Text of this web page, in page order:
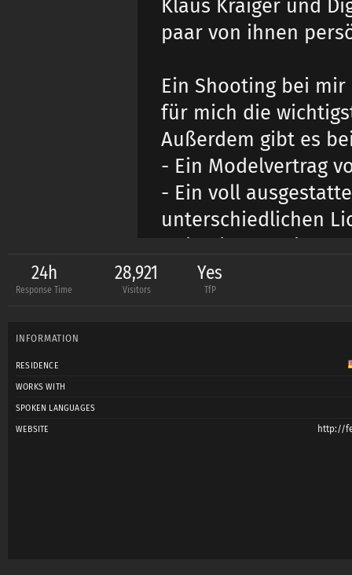
Klaus Kraiger und
paar von ihnen
Ein Shooting bei
für mich die
Außerdem gibt es
- Ein Modelvertrag
- Ein voll
unterschiedlichen
- Ein eigenes
- Respektvolles
Seriosität
Viel Spaß beim
24h
Response Time
28,921
Visitors
Yes
TfP
INFORMATION
RESIDENCE
WORKS WITH
SPOKEN LANGUAGES
WEBSITE http://